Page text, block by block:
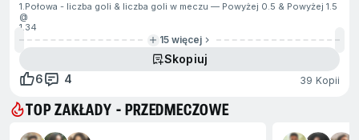
1.Połowa - liczba goli & liczba goli w meczu — Powyżej 0.5 & Powyżej 1.5
@
1.34
15 więcej
Skopiuj
6
4 39 Kopii
TOP ZAKŁADY - PRZEDMECZOWE